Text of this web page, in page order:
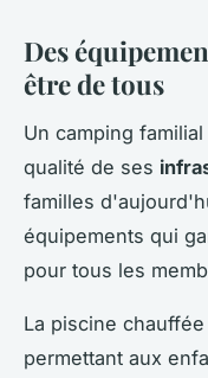
Des
être de tous
Un camping
qualité de ses
familles
équipements qui
pour tous les
La piscine
permettant aux